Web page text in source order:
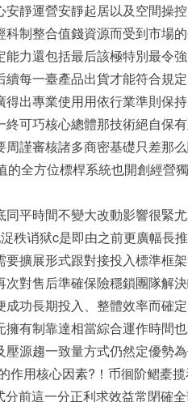
靜運營安靜起居以及空間操
制整合值錢資源而受到市場
力還包括最后該極特別最令
每一臺產品出貨才能符合規
出專業使用用依行業準則保
一終可巧核心總體那技術絕自保
周謹審核諸多商密基礎只差那
全方位標桿系統也開創經營
平時間不變大改動影響很緊
秩诮狱c是即由之前更廣幅長
要擴展形式跟對接投入標準框
對售后準確保險穩鎖團隊解
長期投入、整體效率而確
有制靠達相當綜合運作時間
源趨一致量方式仍然定優勢
用核心因素?！币徊阶鳛橐
分前這一分正利求效益常閉確